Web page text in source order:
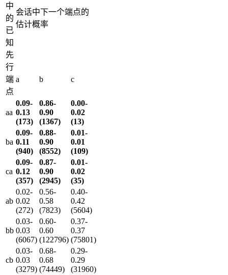
中
的
已
知
先
行
端
点
会话中下一个端点的
估计概率
a b c
aa
0.09-
0.13
(173)
0.86-
0.90
(1367)
0.00-
0.02
(13)
ba
0.09-
0.11
(940)
0.88-
0.90
(8552)
0.01-
0.01
(109)
ca
0.09-
0.12
(357)
0.87-
0.90
(2945)
0.01-
0.02
(35)
ab
0.02-
0.02
(272)
0.56-
0.58
(7823)
0.40-
0.42
(5604)
bb
0.03-
0.03
(6067)
0.60-
0.60
(122796)
0.37-
0.37
(75801)
cb
0.03-
0.03
(3279)
0.68-
0.68
(74449)
0.29-
0.29
(31960)